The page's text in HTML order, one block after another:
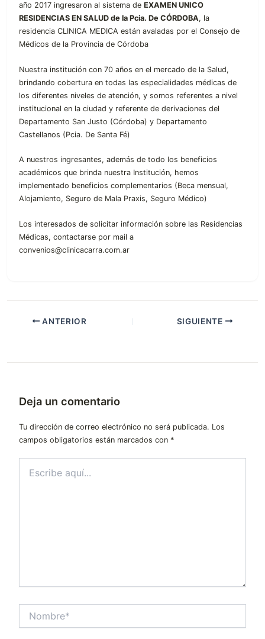
año 2017 ingresaron al sistema de EXAMEN UNICO
RESIDENCIAS EN SALUD de la Pcia. De CÓRDOBA, la
residencia CLINICA MEDICA están avaladas por el Consejo de
Médicos de la Provincia de Córdoba
Nuestra institución con 70 años en el mercado de la Salud,
brindando cobertura en todas las especialidades médicas de
los diferentes niveles de atención, y somos referentes a nivel
institucional en la ciudad y referente de derivaciones del
Departamento San Justo (Córdoba) y Departamento
Castellanos (Pcia. De Santa Fé)
A nuestros ingresantes, además de todo los beneficios
académicos que brinda nuestra Institución, hemos
implementado beneficios complementarios (Beca mensual,
Alojamiento, Seguro de Mala Praxis, Seguro Médico)
Los interesados de solicitar información sobre las Residencias
Médicas, contactarse por mail a
convenios@clinicacarra.com.ar
ANTERIOR SIGUIENTE
Deja un comentario
Tu dirección de correo electrónico no será publicada. Los
campos obligatorios están marcados con *
aquí...